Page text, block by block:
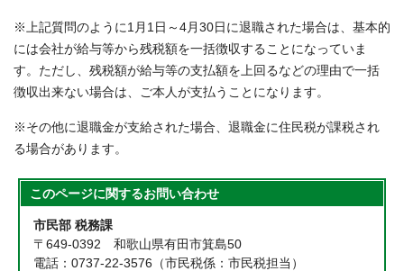
※上記質問のように1月1日～4月30日に退職された場合は、基本的
には会社が給与等から残税額を一括徴収することになっていま
す。ただし、残税額が給与等の支払額を上回るなどの理由で一括
徴収出来ない場合は、ご本人が支払うことになります。
※その他に退職金が支給された場合、退職金に住民税が課税され
る場合があります。
このページに関するお問い合わせ
市民部 税務課
〒649-0392 和歌山県有田市箕島50
電話：0737-22-3576（市民税係：市民税担当）